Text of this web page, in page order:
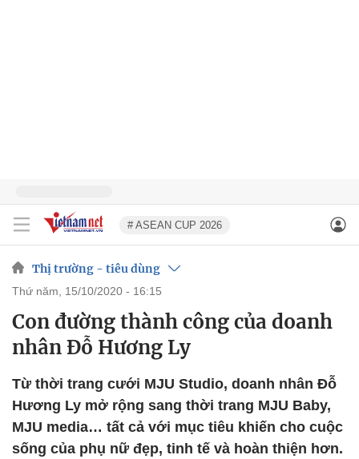
# ASEAN CUP 2026
Thị trường - tiêu dùng
thứ năm, 15/10/2020 - 16:15
Con đường thành công của doanh
nhân Đỗ Hương Ly
Từ thời trang cưới MJU Studio, doanh nhân Đỗ
Hương Ly mở rộng sang thời trang MJU Baby,
MJU media… tất cả với mục tiêu khiến cho cuộc
sống của phụ nữ đẹp, tinh tế và hoàn thiện hơn.